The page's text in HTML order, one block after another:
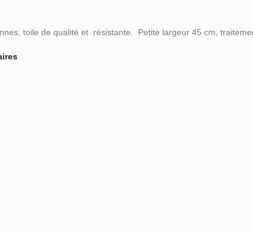
toile de qualité et résistante. Petite largeur 45 cm,